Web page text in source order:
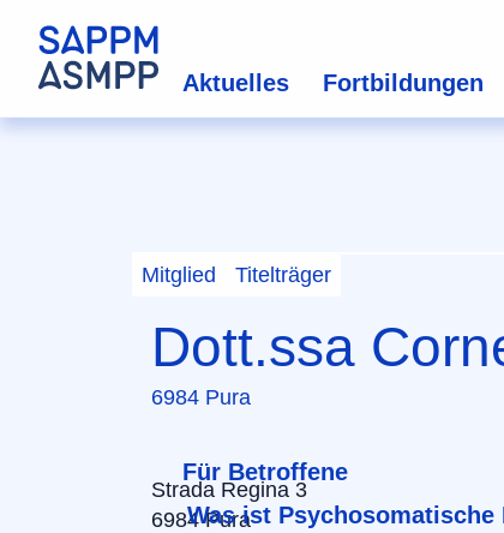
Aktuelles Fortbildungen
Für Betroffene
Was ist Psychosomatische
Mitglied Titelträger
Dott.ssa
6984 Pura
Strada Regina 3
6984 Pura